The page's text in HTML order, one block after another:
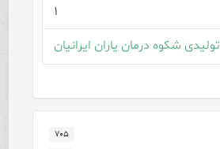
۱
تولیدی شکوه درمان یاران ایرانیان
۷۰۵